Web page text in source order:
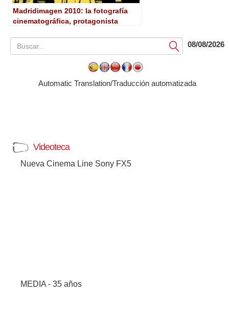
Madridimagen 2010: la fotografía
cinematográfica, protagonista
Submit08/08/2026
Automatic Translation/Traducción automatizada
Videoteca
Nueva Cinema Line Sony FX5
MEDIA - 35 años